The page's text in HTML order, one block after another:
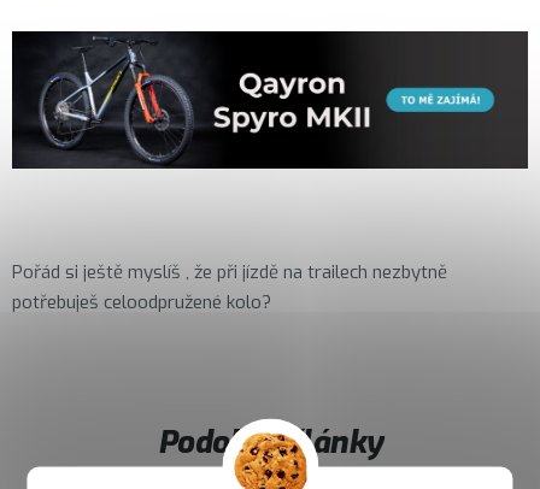
Pořád si ještě myslíš , že při jízdě na trailech nezbytně
potřebuješ celoodpružené kolo?
Podobné články